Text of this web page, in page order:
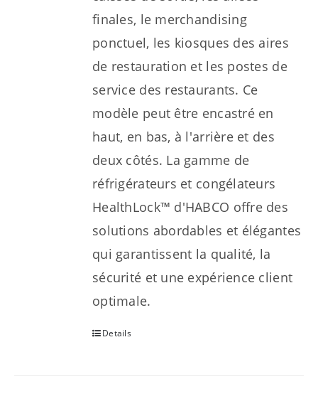
finales, le merchandising
ponctuel, les kiosques des aires
de restauration et les postes de
service des restaurants. Ce
modèle peut être encastré en
haut, en bas, à l'arrière et des
deux côtés. La gamme de
réfrigérateurs et congélateurs
HealthLock™ d'HABCO offre des
solutions abordables et élégantes
qui garantissent la qualité, la
sécurité et une expérience client
optimale.
Details